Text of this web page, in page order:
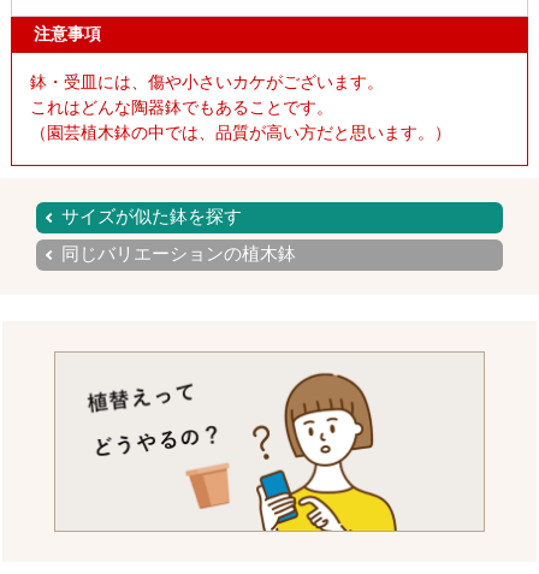
注意事項
鉢・受皿には、傷や小さいカケがございます。
これはどんな陶器鉢でもあることです。
（園芸植木鉢の中では、品質が高い方だと思います。）
サイズが似た鉢を探す
同じバリエーションの植木鉢